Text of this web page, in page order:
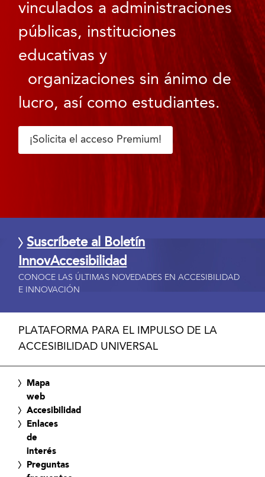
vinculados a administraciones
públicas, instituciones
educativas y
organizaciones sin ánimo de
lucro, así como estudiantes.
¡Solicita el acceso Premium!
Suscríbete al Boletín
InnovAccesibilidad
CONOCE LAS ÚLTIMAS NOVEDADES EN ACCESIBILIDAD
E INNOVACIÓN
PLATAFORMA PARA EL IMPULSO DE LA
ACCESIBILIDAD UNIVERSAL
Mapa
web
Accesibilidad
Enlaces
de
interés
Preguntas